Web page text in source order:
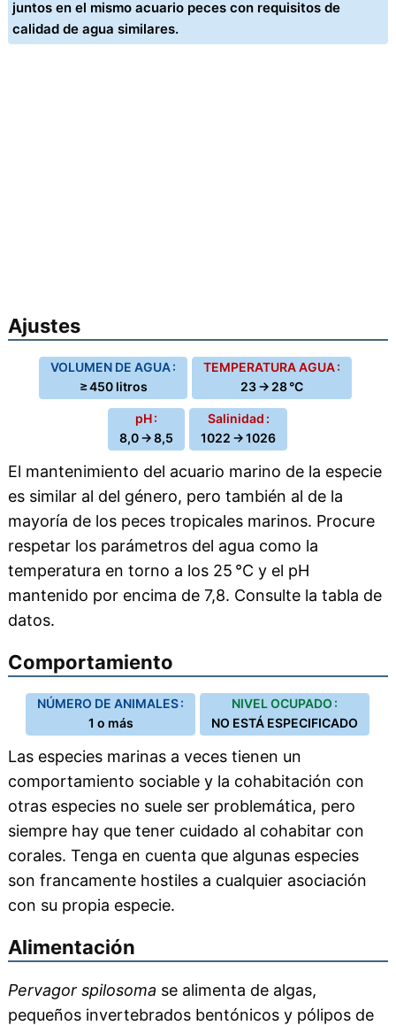
juntos en el mismo acuario peces con requisitos de
calidad de agua similares.
Ajustes
VOLUMEN DE AGUA :
≥ 450 litros
TEMPERATURA AGUA :
23 → 28 °C
pH :
8,0 → 8,5
Salinidad :
1022 → 1026
El mantenimiento del acuario marino de la especie
es similar al del género, pero también al de la
mayoría de los peces tropicales marinos. Procure
respetar los parámetros del agua como la
temperatura en torno a los 25 °C y el pH
mantenido por encima de 7,8. Consulte la tabla de
datos.
Comportamiento
NÚMERO DE ANIMALES :
1 o más
NIVEL OCUPADO :
NO ESTÁ ESPECIFICADO
Las especies marinas a veces tienen un
comportamiento sociable y la cohabitación con
otras especies no suele ser problemática, pero
siempre hay que tener cuidado al cohabitar con
corales. Tenga en cuenta que algunas especies
son francamente hostiles a cualquier asociación
con su propia especie.
Alimentación
Pervagor spilosoma se alimenta de algas,
pequeños invertebrados bentónicos y pólipos de